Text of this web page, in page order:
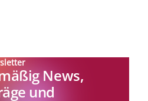
News,
und